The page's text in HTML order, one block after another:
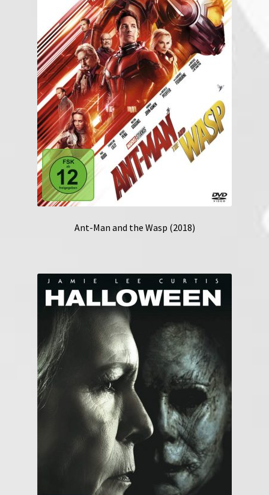
Ant-Man and the Wasp (2018)